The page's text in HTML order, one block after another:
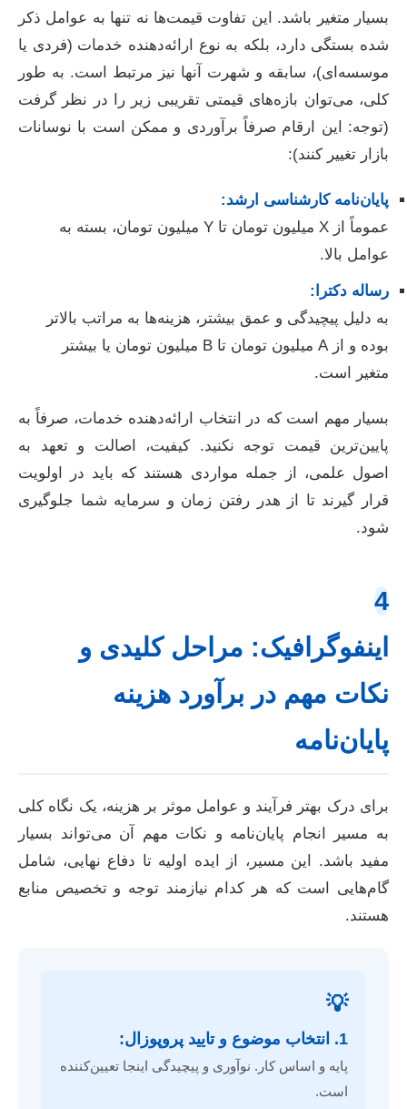
بسیار متغیر باشد. این تفاوت قیمت‌ها نه تنها به عوامل ذکر
شده بستگی دارد، بلکه به نوع ارائه‌دهنده خدمات (فردی یا
موسسه‌ای)، سابقه و شهرت آنها نیز مرتبط است. به طور
کلی، می‌توان بازه‌های قیمتی تقریبی زیر را در نظر گرفت
(توجه: این ارقام صرفاً برآوردی و ممکن است با نوسانات
بازار تغییر کنند):
پایان‌نامه کارشناسی ارشد:
عموماً از X میلیون تومان تا Y میلیون تومان، بسته به
عوامل بالا.
رساله دکترا:
به دلیل پیچیدگی و عمق بیشتر، هزینه‌ها به مراتب بالاتر
بوده و از A میلیون تومان تا B میلیون تومان یا بیشتر
متغیر است.
بسیار مهم است که در انتخاب ارائه‌دهنده خدمات، صرفاً به
پایین‌ترین قیمت توجه نکنید. کیفیت، اصالت و تعهد به
اصول علمی، از جمله مواردی هستند که باید در اولویت
قرار گیرند تا از هدر رفتن زمان و سرمایه شما جلوگیری
شود.
4
اینفوگرافیک: مراحل کلیدی و
نکات مهم در برآورد هزینه
پایان‌نامه
برای درک بهتر فرآیند و عوامل موثر بر هزینه، یک نگاه کلی
به مسیر انجام پایان‌نامه و نکات مهم آن می‌تواند بسیار
مفید باشد. این مسیر، از ایده اولیه تا دفاع نهایی، شامل
گام‌هایی است که هر کدام نیازمند توجه و تخصیص منابع
هستند.
💡
1. انتخاب موضوع و تایید پروپوزال:
پایه و اساس کار. نوآوری و پیچیدگی اینجا تعیین‌کننده
است.